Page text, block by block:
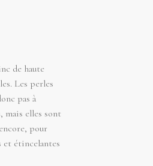
de haute
Les perles
pas à
mais elles sont
pour
et étincelantes